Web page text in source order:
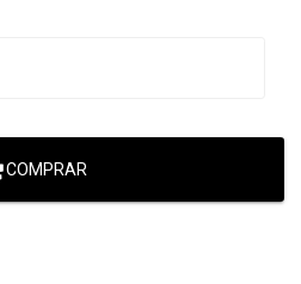
COMPRAR